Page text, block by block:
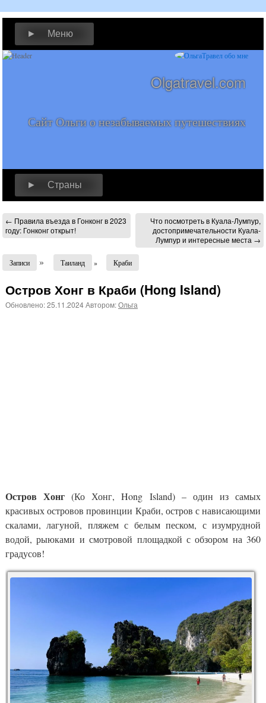
► Меню
Olgatravel.com
Сайт Ольги о незабываемых путешествиях
► Страны
← Правила въезда в Гонконг в 2023
году: Гонконг открыт!
Что посмотреть в Куала-Лумпур,
достопримечательности Куала-
Лумпур и интересные места →
Записи » Таиланд » Краби
Остров Хонг в Краби (Hong Island)
Обновлено:25.11.2024Автором:Ольга
Остров Хонг (Ко Хонг, Hong Island) – один из самых
красивых островов провинции Краби, остров с нависающими
скалами, лагуной, пляжем с белым песком, с изумрудной
водой, рыюками и смотровой площадкой с обзором на 360
градусов!